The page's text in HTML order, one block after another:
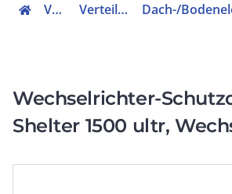
Verteiler Verteilerzubehör
Wechselrichter-
Shelter 1500 ultr,